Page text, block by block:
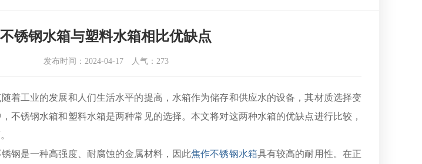
不锈钢水箱与塑料水箱相比优缺点
发布时间：2024-04-17 人气： 273
着工业的发展和人们生活水平的提高，水箱作为储存和供应水的设备，其材质选择变
不锈钢水箱和塑料水箱是两种常见的选择。本文将对这两种水箱的优缺点进行比较，
钢是一种高强度、耐腐蚀的金属材料，因此焦作不锈钢水箱具有较高的耐用性。在正